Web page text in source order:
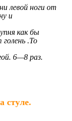
левой ноги от
и
как бы
.То
6—8 раз.
стуле.